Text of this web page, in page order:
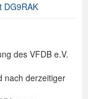
DG9RAK
des VFDB e.V.
nach derzeitiger